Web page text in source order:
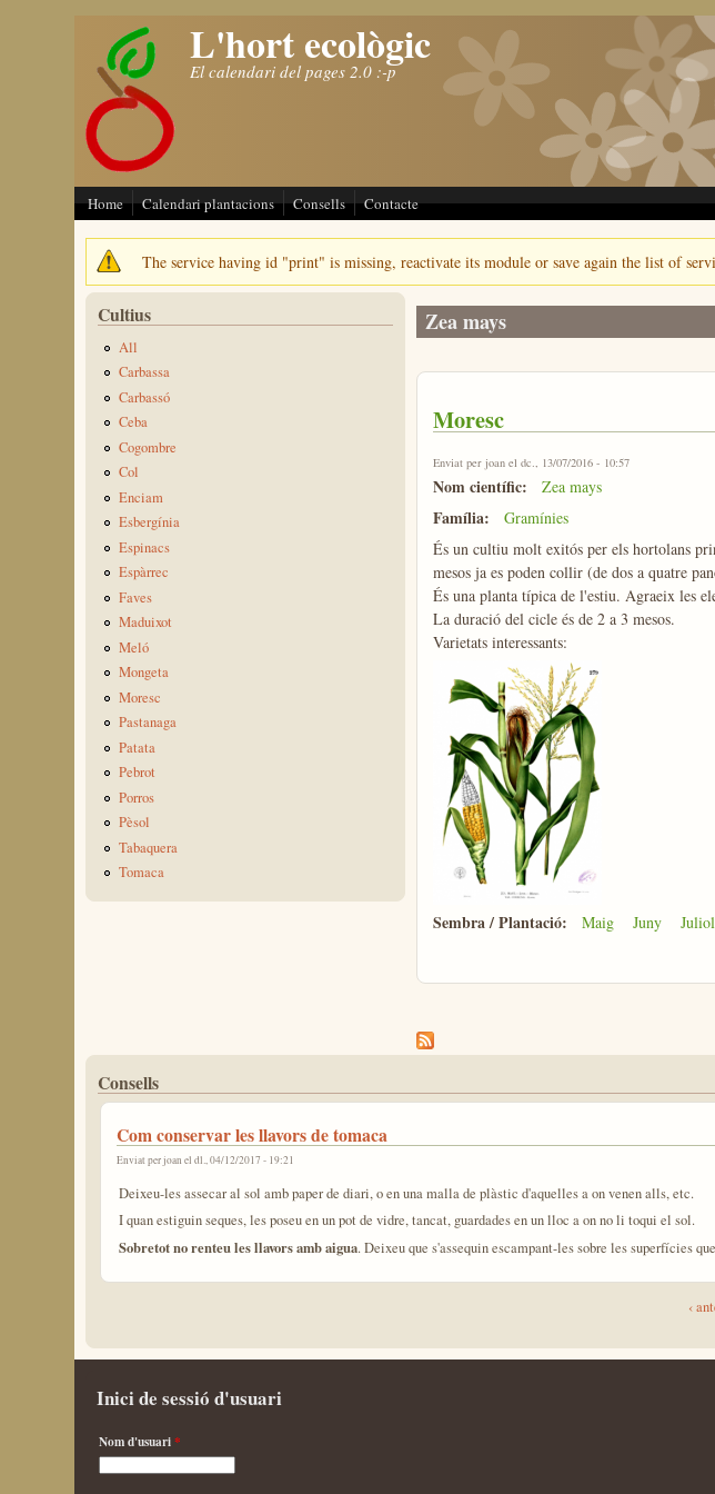
L'hort ecològic
El calendari del pages 2.0 :-p
Home Calendari plantacions Consells Contacte
Missatge d'avís
The service having id "print" is missing, reactivate its module or save again the list of
Zea mays
Moresc
Enviat per joanel dc., 13/07/2016 - 10:57
Nom científic: Zea mays
Família:
Gramínies
És un cultiu molt exitós per els hortolans
mesos ja es poden collir (de dos a quatre
És una planta típica de l'estiu. Agraeix les
La duració del cicle és de 2 a 3 mesos.
Varietats interessants:
Sembra / Plantació: Maig Juny Juliol
Pàgines
Cultius
All
Carbassa
Carbassó
Ceba
Cogombre
Col
Enciam
Esbergínia
Espinacs
Espàrrec
Faves
Maduixot
Meló
Mongeta
Moresc
Pastanaga
Patata
Pebrot
Porros
Pèsol
Tabaquera
Tomaca
Consells
Com conservar les llavors de tomaca
Enviat perjoanel dl., 04/12/2017 - 19:21
Deixeu-les assecar al sol amb paper de diari, o en una malla de plàstic d'aquelles a on venen alls, etc.
I quan estiguin seques, les poseu en un pot de vidre, tancat, guardades en un lloc a on no li toqui el sol.
Sobretot no renteu les llavors amb aigua. Deixeu que s'assequin escampant-les sobre les superfícies
‹
Inici de sessió d'usuari
Nom d'usuari*